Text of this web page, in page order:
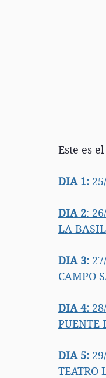
Este es
DIA 1:
DIA 2:
LA
DIA 3:
CAMPO
DIA 4:
PUENTE
DIA 5:
TEATRO